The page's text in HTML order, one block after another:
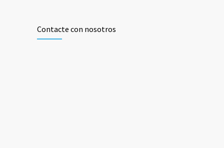
Contacte con nosotros